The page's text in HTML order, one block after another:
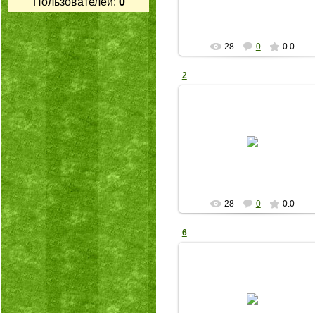
28 0 0.0
2
28 0 0.0
6